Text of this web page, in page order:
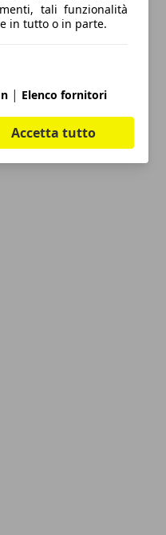
tali funzionalità
in tutto o in parte.
| Elenco fornitori
Accetta tutto